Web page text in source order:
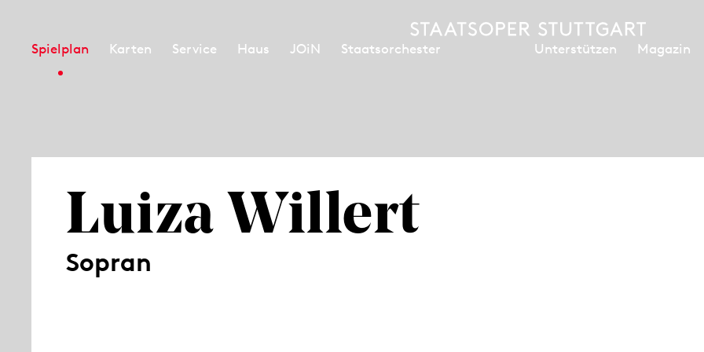
Spielplan Karten Service Haus JOiN Staatsorchester Unterstützen Magazin
Luiza Willert
Sopran